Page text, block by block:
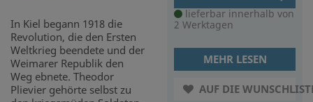
In Kiel begann 1918 die
Revolution, die den Ersten
Weltkrieg beendete und der
Weimarer Republik den
Weg ebnete. Theodor
Plievier gehörte selbst zu
lieferbar innerhalb von
2 Werktagen
MEHR LESEN
AUF DIE